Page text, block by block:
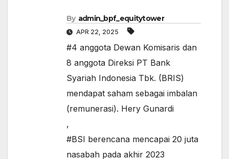
By admin_bpf_equitytower
APR 22, 2025
#4 anggota Dewan Komisaris dan
8 anggota Direksi PT Bank
Syariah Indonesia Tbk. (BRIS)
mendapat saham sebagai imbalan
(remunerasi). Hery Gunardi
,
#BSI berencana mencapai 20 juta
nasabah pada akhir 2023